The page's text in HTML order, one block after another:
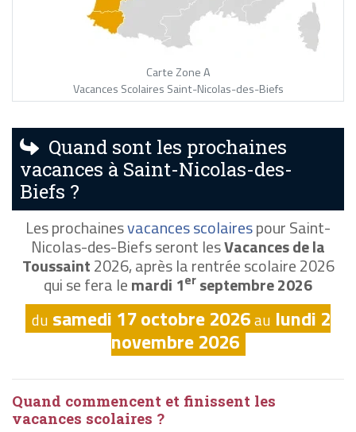
Carte Zone A
Vacances Scolaires Saint-Nicolas-des-Biefs
Quand sont les prochaines
vacances à Saint-Nicolas-des-
Biefs ?
Les prochainesvacances scolairespour Saint-
Nicolas-des-Biefs seront lesVacances de la
Toussaint2026, après la rentrée scolaire 2026
qui se fera lemardi 1er septembre 2026
du samedi 17 octobre 2026au lundi 2
novembre 2026
Quand commencent et finissent les
vacances scolaires ?